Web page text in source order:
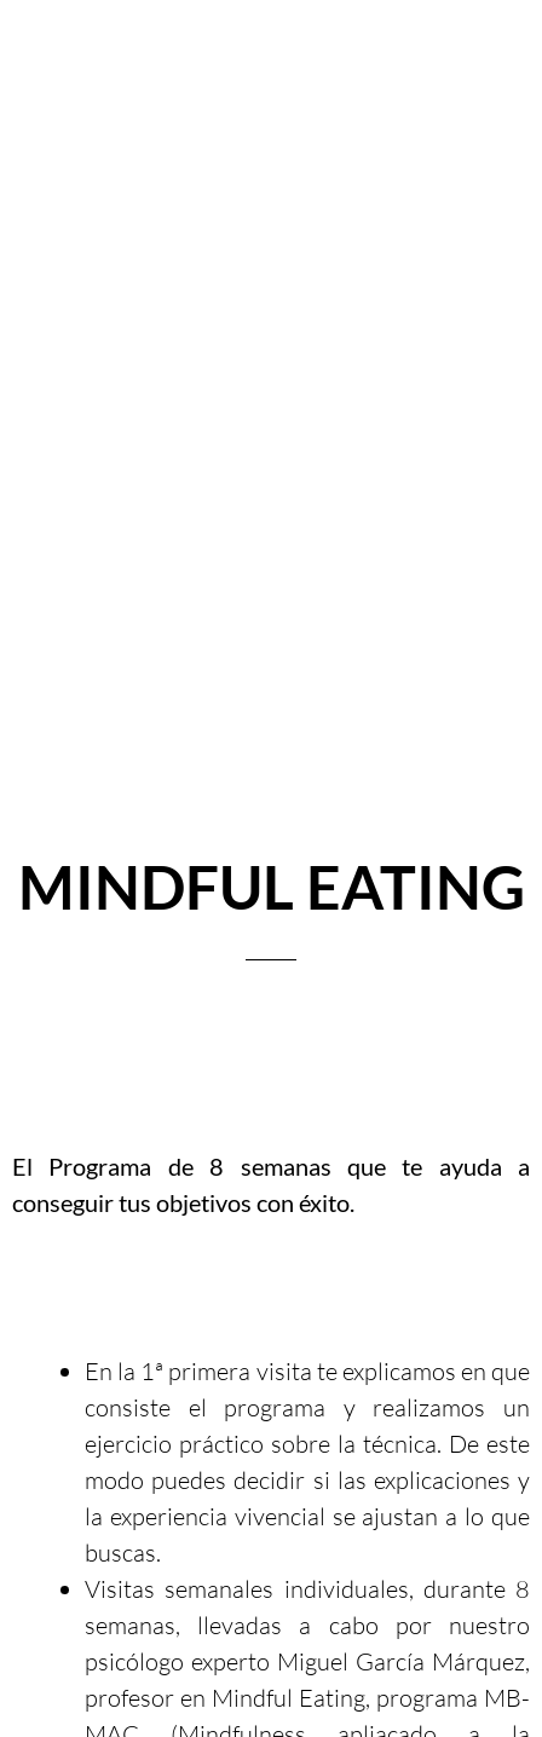
MINDFUL EATING
El Programa de 8 semanas que te ayuda a
conseguir tus objetivos con éxito.
En la 1ª primera visita te explicamos en que
consiste el programa y realizamos un
ejercicio práctico sobre la técnica. De este
modo puedes decidir si las explicaciones y
la experiencia vivencial se ajustan a lo que
buscas.
Visitas semanales individuales, durante 8
semanas, llevadas a cabo por nuestro
psicólogo experto Miguel García Márquez,
profesor en Mindful Eating, programa MB-